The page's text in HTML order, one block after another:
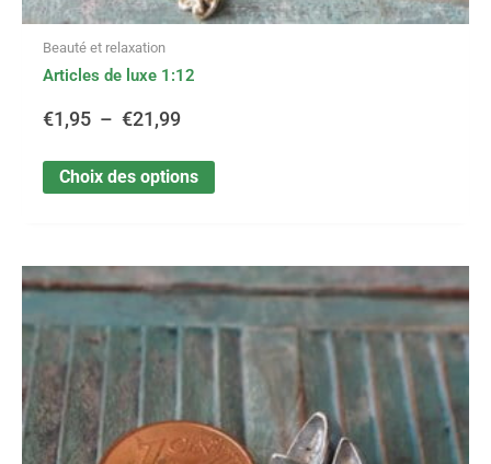
Beauté et relaxation
Articles de luxe 1:12
€1,95 – €21,99
Choix des options
Plage
de
€1,60
Ce
produit
a
options
peuvent